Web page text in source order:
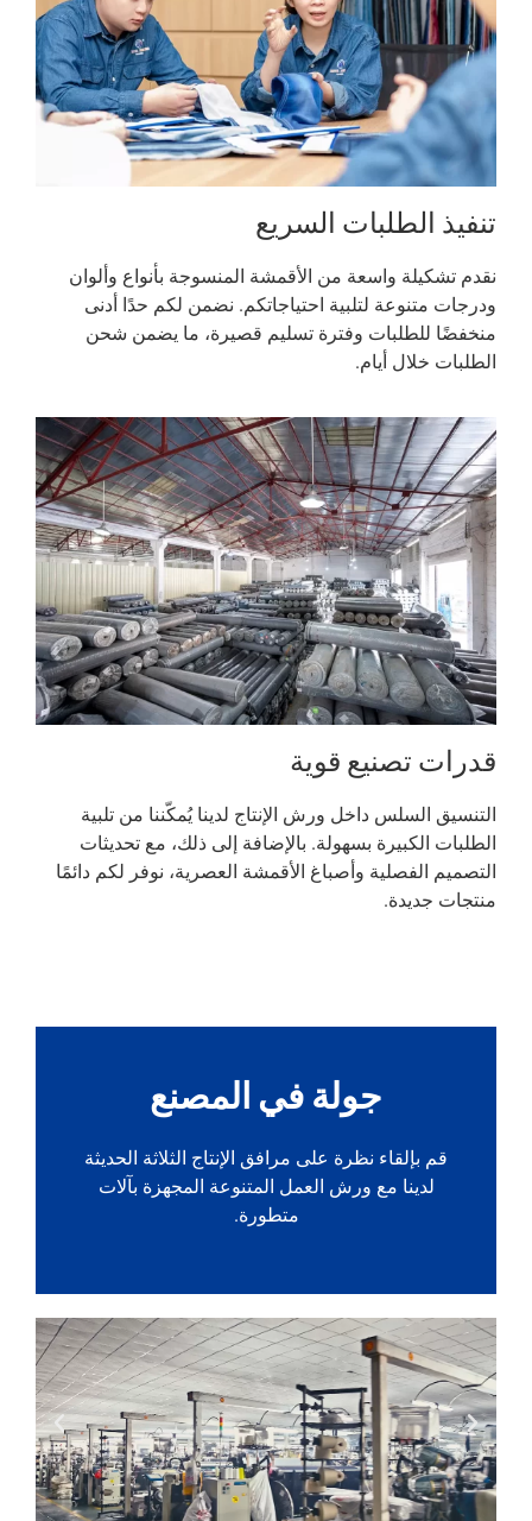
تنفيذ الطلبات السريع
نقدم تشكيلة واسعة من الأقمشة المنسوجة بأنواع وألوان
ودرجات متنوعة لتلبية احتياجاتكم. نضمن لكم حدًا أدنى
منخفضًا للطلبات وفترة تسليم قصيرة، ما يضمن شحن
الطلبات خلال أيام.
قدرات تصنيع قوية
التنسيق السلس داخل ورش الإنتاج لدينا يُمكّننا من تلبية
الطلبات الكبيرة بسهولة. بالإضافة إلى ذلك، مع تحديثات
التصميم الفصلية وأصباغ الأقمشة العصرية، نوفر لكم دائمًا
منتجات جديدة.
جولة في المصنع
قم بإلقاء نظرة على مرافق الإنتاج الثلاثة الحديثة
لدينا مع ورش العمل المتنوعة المجهزة بآلات
متطورة.